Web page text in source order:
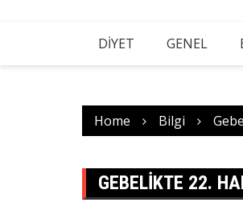
DIYET GENEL
Home Bilgi
GEBELIKTE 22.